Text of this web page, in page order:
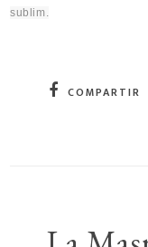
sublim.
COMPARTIR